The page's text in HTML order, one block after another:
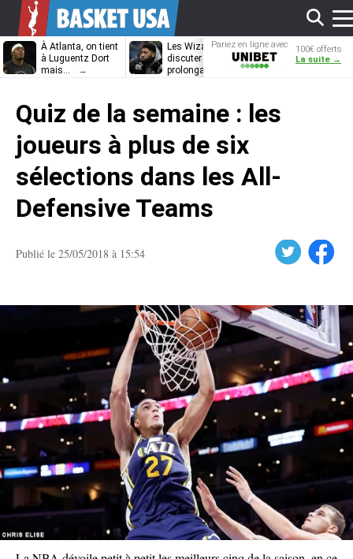
À Atlanta, on tient
à Luguentz Dort
mais…
Les Wizards vont
discuter
prolongation avec
Dennis
découvrira-t-il
Pariez en ligne avec
Unibet
100€ offerts
La suite →
Quiz de la semaine : les
joueurs à plus de six
sélections dans les All-
Defensive Teams
Publié le 25/05/2018 à 15:54 Facebook